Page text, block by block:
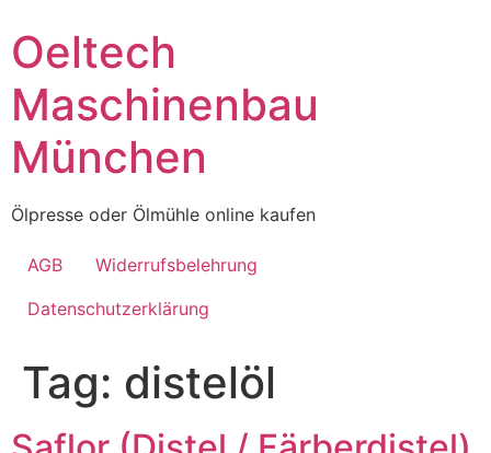
to
content
Oeltech
Maschinenbau
München
Ölpresse oder Ölmühle online kaufen
AGB
Widerrufsbelehrung
Datenschutzerklärung
Tag: distelöl